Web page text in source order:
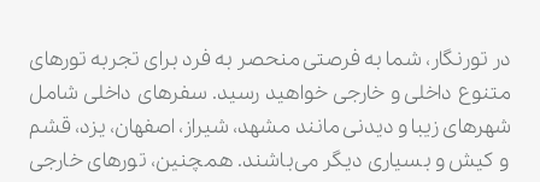
در تورنگار، شما به فرصتی منحصر به فرد برای تجربه تورهای
متنوع داخلی و خارجی خواهید رسید. سفرهای داخلی شامل
شهرهای زیبا و دیدنی مانند مشهد، شیراز، اصفهان، یزد، قشم
و کیش و بسیاری دیگر می‌باشند. همچنین، تورهای خارجی